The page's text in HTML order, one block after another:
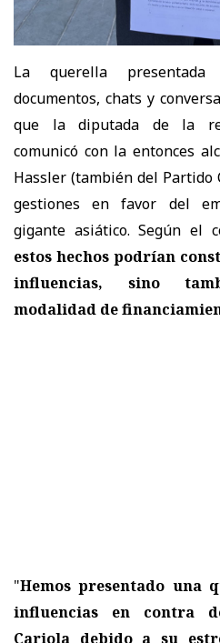
La querella
documentos, chats y
que la diputada de la
comunicó con la entonces
Hassler (también del
gestiones en favor del
gigante asiático. Según el
estos hechos podrían
influencias, sino
modalidad de
"Hemos presentado una
influencias en contra
Cariola debido a su